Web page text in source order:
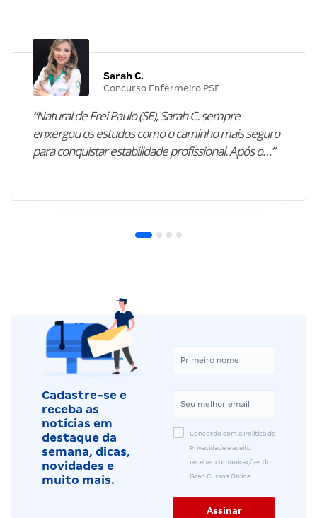
Sarah C.
Concurso Enfermeiro PSF
“Natural de Frei Paulo (SE), Sarah C. sempre
enxergou os estudos como o caminho mais seguro
para conquistar estabilidade profissional. Após o…”
Cadastre-se e
receba as
notícias em
destaque da
semana, dicas,
novidades e
muito mais.
Concordo com a Política de
Privacidade e aceito
receber comunicações do
Gran Cursos Online.